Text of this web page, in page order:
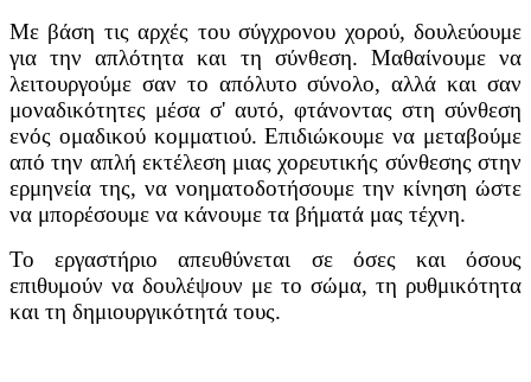
Με βάση τις αρχές του σύγχρονου χορού, δουλεύουμε
για την απλότητα και τη σύνθεση. Μαθαίνουμε να
λειτουργούμε σαν το απόλυτο σύνολο, αλλά και σαν
μοναδικότητες μέσα σ' αυτό, φτάνοντας στη σύνθεση
ενός ομαδικού κομματιού. Επιδιώκουμε να μεταβούμε
από την απλή εκτέλεση μιας χορευτικής σύνθεσης στην
ερμηνεία της, να νοηματοδοτήσουμε την κίνηση ώστε
να μπορέσουμε να κάνουμε τα βήματά μας τέχνη.
Το εργαστήριο απευθύνεται σε όσες και όσους
επιθυμούν να δουλέψουν με το σώμα, τη ρυθμικότητα
και τη δημιουργικότητά τους.